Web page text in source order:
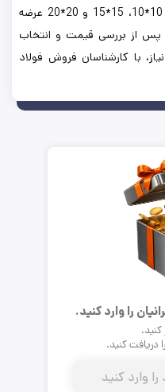
در سایزهای 6 الی 12 و ابعاد چشمه 10*10، 15*15 و 20*20 عرضه
پس از بررسی قیمت و انتخاب
با کارشناسان فروش فولاد
را وارد کنید.
دریافت کنید.